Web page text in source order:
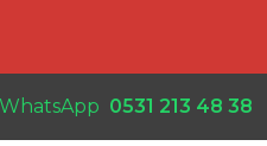
WhatsApp 0531 213 48 38